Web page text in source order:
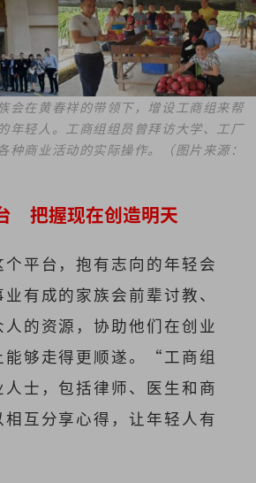
会在黄春祥的带领下，增设工商组来帮
年轻人。工商组组员曾拜访大学、工厂
种商业活动的实际操作。（图片来源：
把握现在创造明天
平台，抱有志向的年轻会
有成的家族会前辈讨教、
的资源，协助他们在创业
能够走得更顺遂。“工商组
人士，包括律师、医生和商
互分享心得，让年轻人有